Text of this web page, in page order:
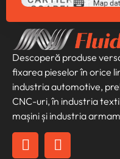
Descoperă produse
fixarea pieselor în orice
industria automotive,
CNC-uri, în industria
mașini și industria